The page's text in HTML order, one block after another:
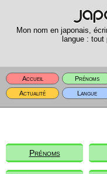
Mon nom en japonais,
langue : tout
Accueil Prénoms
Actualité
Langue
Prénoms